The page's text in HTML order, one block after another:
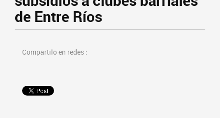
de Entre Ríos
Compartilo en redes :